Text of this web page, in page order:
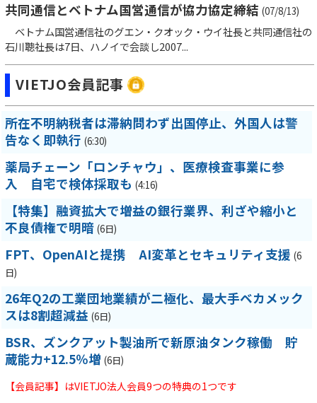
共同通信とベトナム国営通信が協力協定締結 (07/8/13)
ベトナム国営通信社のグエン・クオック・ウイ社長と共同通信社の
石川聰社長は7日、ハノイで会談し2007...
VIETJO会員記事
所在不明納税者は滞納問わず出国停止、外国人は警
告なく即執行 (6:30)
薬局チェーン「ロンチャウ」、医療検査事業に参
入 自宅で検体採取も (4:16)
【特集】融資拡大で増益の銀行業界、利ざや縮小と
不良債権で明暗 (6日)
FPT、OpenAIと提携 AI変革とセキュリティ支援 (6
日)
26年Q2の工業団地業績が二極化、最大手ベカメック
スは8割超減益 (6日)
BSR、ズンクアット製油所で新原油タンク稼働 貯
蔵能力+12.5％増 (6日)
【会員記事】はVIETJO法人会員9つの特典の1つです